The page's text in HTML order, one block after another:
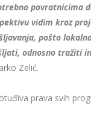
povratnicima
vidim kroz
pošto
odnosno tražiti
Zelić.
prava svih